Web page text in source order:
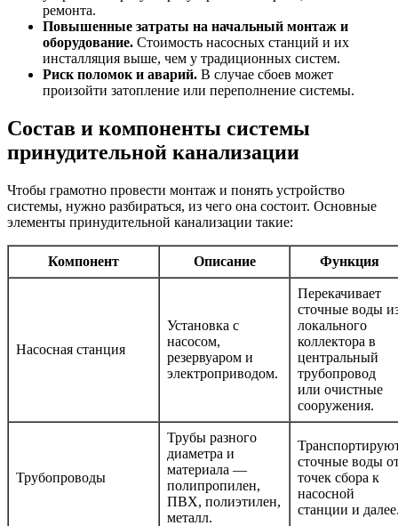
ремонта.
Повышенные затраты на начальный монтаж и
оборудование. Стоимость насосных станций и их
инсталляция выше, чем у традиционных систем.
Риск поломок и аварий. В случае сбоев может
произойти затопление или переполнение системы.
Состав и компоненты системы
принудительной канализации
Чтобы грамотно провести монтаж и понять устройство
системы, нужно разбираться, из чего она состоит. Основные
элементы принудительной канализации такие:
Компонент Описание Функция
Насосная станция
Установка с
насосом,
резервуаром и
электроприводом.
Перекачивает
сточные воды
локального
коллектора в
центральный
трубопровод
или очистные
сооружения.
Трубопроводы
Трубы разного
диаметра и
материала —
полипропилен,
ПВХ, полиэтилен,
металл.
сточные воды
точек сбора к
насосной
станции и